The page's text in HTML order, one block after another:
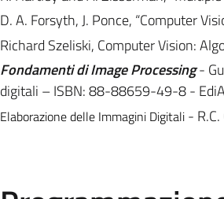
D. A. Forsyth, J. Ponce, “Computer
Richard Szeliski, Computer Vision:
Fondamenti di Image Processing-
digitali – ISBN: 88-88659-49-8 -
Elaborazione delle Immagini Digitali- R.C.